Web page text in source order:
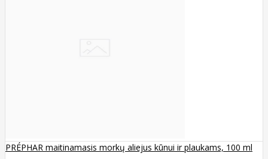
PRÉPHAR maitinamasis morkų aliejus kūnui ir plaukams, 100 ml